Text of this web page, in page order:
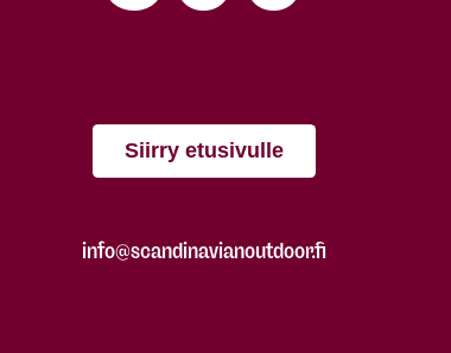
Siirry etusivulle
info@scandinavianoutdoor.fi